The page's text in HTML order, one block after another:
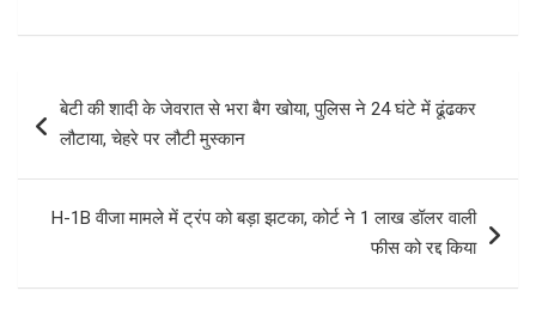
ce
o
k
tt
er
at
A
p
er
es
t
ar
navigation
बेटी की शादी के जेवरात से भरा बैग खोया, पुलिस ने 24 घंटे में ढूंढकर
लौटाया, चेहरे पर लौटी मुस्कान
H-1B वीजा मामले में ट्रंप को बड़ा झटका, कोर्ट ने 1 लाख डॉलर वाली
फीस को रद्द किया